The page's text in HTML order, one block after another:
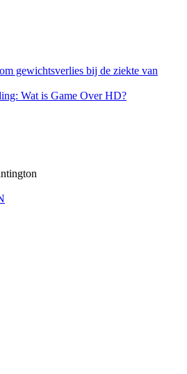
gewichtsverlies bij de ziekte van
Wat is Game Over HD?